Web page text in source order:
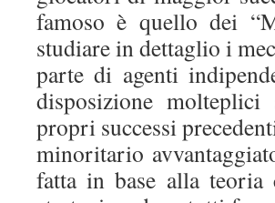
famoso è quello dei
studiare in dettaglio i
parte di agenti
disposizione molteplici
propri successi
minoritario
fatta in base alla teoria